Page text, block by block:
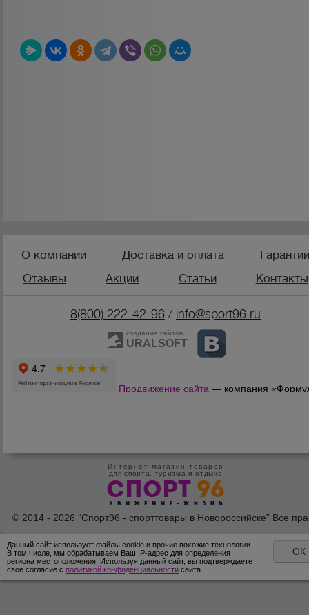
О компании Доставка и оплата
Отзывы
Акции Статьи Контакты
8(800) 222-42-96/ info@sport96.ru
создание сайтов
URALSOFT
Продвижение сайта — компания
Интернет-магазин товаров
для спорта, туризма и отдыха
© 2014 - 2026 “Спорт96 - спорттовары в Новороссийске” Все
Данный сайт использует файлы cookie и прочие похожие технологии.
В том числе, мы обрабатываем Ваш IP-адрес для определения
региона местоположения. Используя данный сайт, вы подтверждаете
свое согласие с политикой конфиденциальности сайта.
ОК